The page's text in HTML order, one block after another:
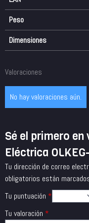
Peso
Dimensiones
Valoraciones
No hay valoraciones aún.
Sé el primero en
Eléctrica
Tu dirección de correo
obligatorios están
Tu puntuación *
Tu valoración *